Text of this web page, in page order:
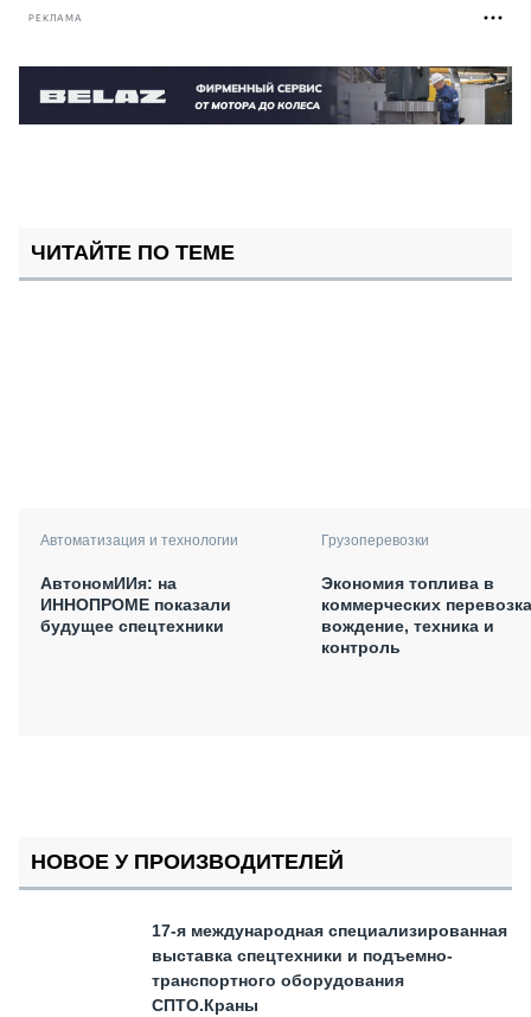
РЕКЛАМА
ЧИТАЙТЕ ПО ТЕМЕ
Автоматизация и технологии
АвтономИИя: на
ИННОПРОМЕ показали
будущее спецтехники
Грузоперевозки
Экономия топлива в
коммерческих
вождение, техника и
контроль
НОВОЕ У ПРОИЗВОДИТЕЛЕЙ
17-я международная специализированная
выставка спецтехники и подъемно-
транспортного оборудования
СПТО.Краны